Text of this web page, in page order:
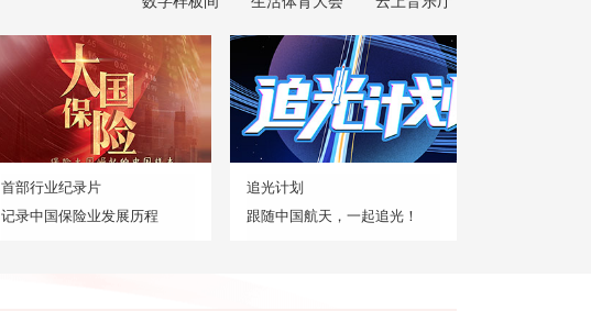
首部行业纪录片
记录中国保险业发展历程
追光计划
跟随中国航天，一起追光！